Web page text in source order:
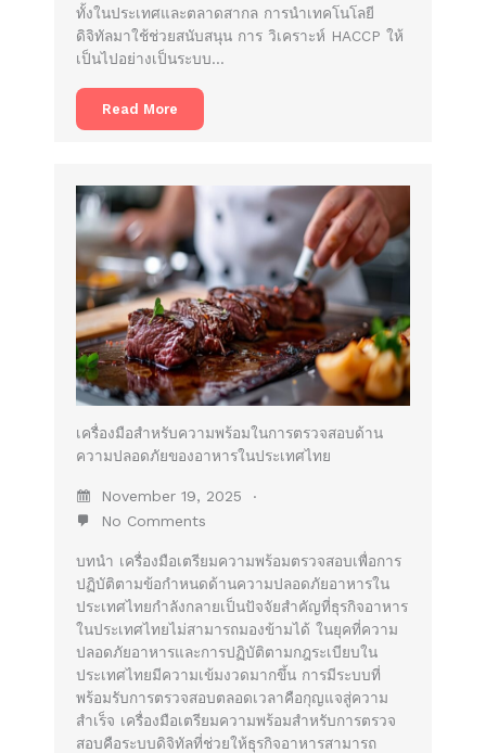
ทั้งในประเทศและตลาดสากล การนำเทคโนโลยี
ดิจิทัลมาใช้ช่วยสนับสนุน การ วิเคราะห์ HACCP ให้
เป็นไปอย่างเป็นระบบ…
Read More
เครื่องมือสำหรับความพร้อมในการตรวจสอบด้าน
ความปลอดภัยของอาหารในประเทศไทย
November 19, 2025
No Comments
บทนำ เครื่องมือเตรียมความพร้อมตรวจสอบเพื่อการ
ปฏิบัติตามข้อกำหนดด้านความปลอดภัยอาหารใน
ประเทศไทยกำลังกลายเป็นปัจจัยสำคัญที่ธุรกิจอาหาร
ในประเทศไทยไม่สามารถมองข้ามได้ ในยุคที่ความ
ปลอดภัยอาหารและการปฏิบัติตามกฎระเบียบใน
ประเทศไทยมีความเข้มงวดมากขึ้น การมีระบบที่
พร้อมรับการตรวจสอบตลอดเวลาคือกุญแจสู่ความ
สำเร็จ เครื่องมือเตรียมความพร้อมสำหรับการตรวจ
สอบคือระบบดิจิทัลที่ช่วยให้ธุรกิจอาหารสามารถ